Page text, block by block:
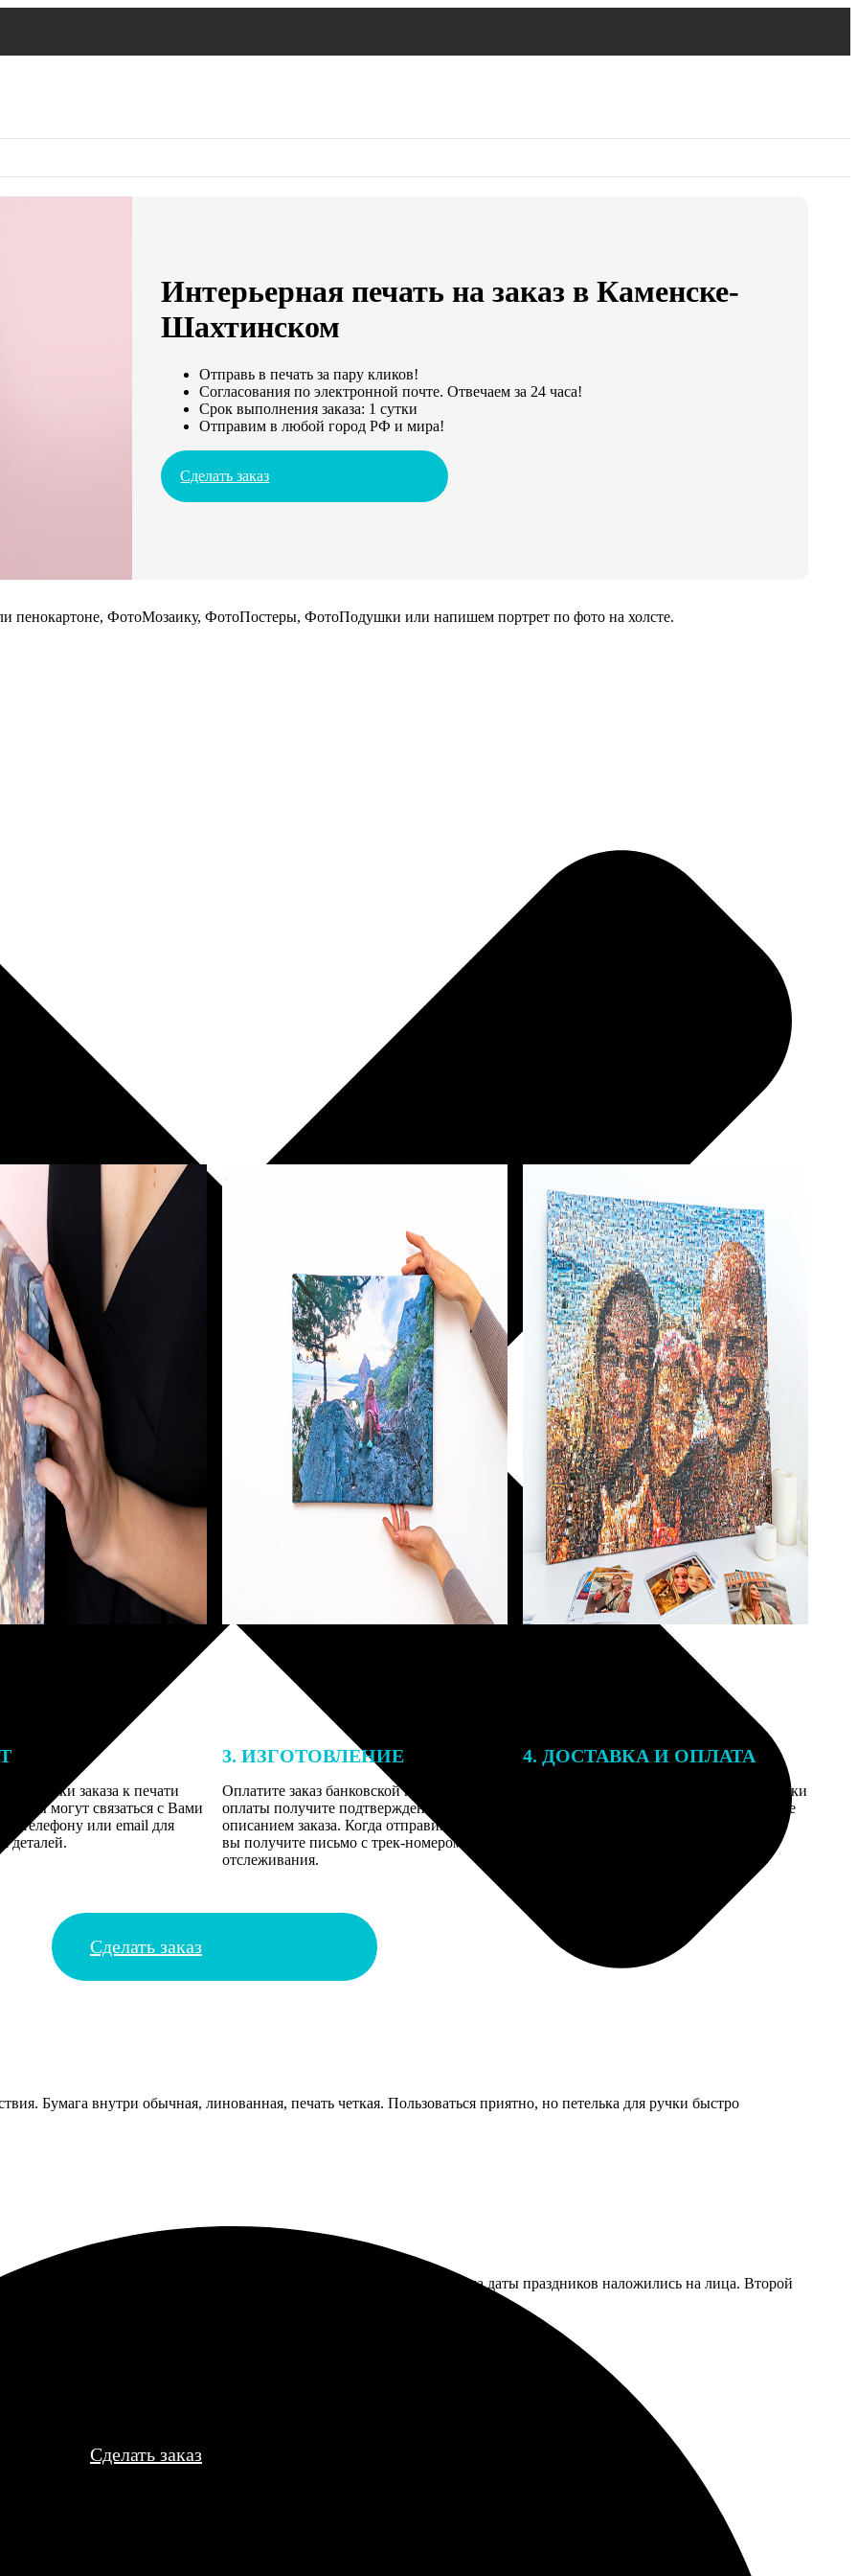
Интерьерная печать на заказ в Каменске-
Шахтинском
Отправь в печать за пару кликов!
Согласования по электронной почте. Отвечаем за 24 часа!
Срок выполнения заказа: 1 сутки
Отправим в любой город РФ и мира!
Сделать заказ
пенокартоне, ФотоМозаику, ФотоПостеры, ФотоПодушки или напишем портрет по фото на холсте.
заказа к печати
могут связаться с Вами
телефону или email для
деталей.
3. ИЗГОТОВЛЕНИЕ
Оплатите заказ банковской картой. После
оплаты получите подтверждение на email с
описанием заказа. Когда отправим заказ
вы получите письмо с трек-номером для
отслеживания.
4. ДОСТАВКА И ОПЛАТА
Введите адрес и выберите способ доставки
заказа. Если у вас есть промокод, введите
Сделать заказ
Бумага внутри обычная, линованная, печать четкая. Пользоваться приятно, но петелька для ручки быстро
Макет пришлось корректировать два раза, потому что я не заметила даты праздников наложились на лица. Второй
Сделать заказ